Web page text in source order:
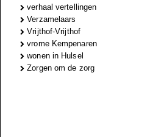
verhaal vertellingen
Verzamelaars
Vrijthof-Vrijthof
vrome Kempenaren
wonen in Hulsel
Zorgen om de zorg